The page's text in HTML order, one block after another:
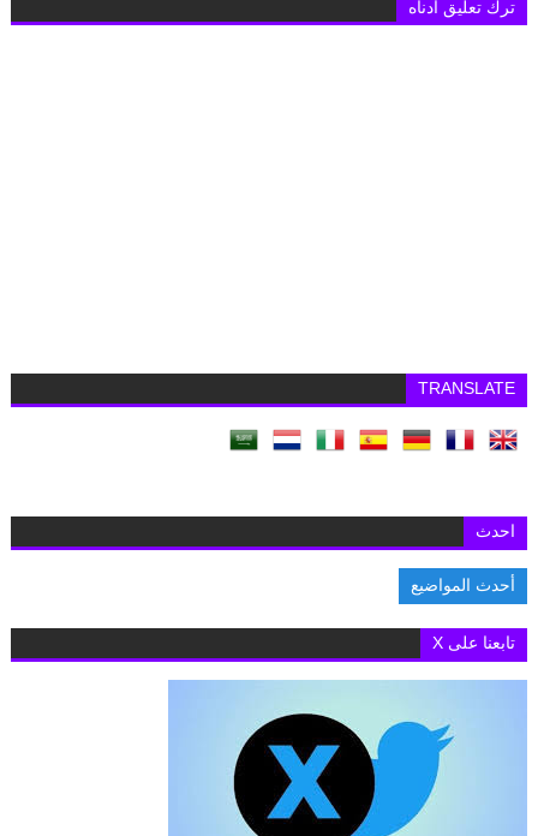
ترك تعليق أدناه
TRANSLATE
احدث
أحدث المواضيع
تابعنا على X